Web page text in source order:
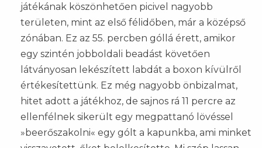
játékának köszönhetően picivel nagyobb
területen, mint az első félidőben, már a középső
zónában. Ez az 55. percben góllá érett, amikor
egy szintén jobboldali beadást követően
látványosan lekészített labdát a boxon kívülről
értékesítettünk. Ez még nagyobb önbizalmat,
hitet adott a játékhoz, de sajnos rá 11 percre az
ellenfélnek sikerült egy megpattanó lövéssel
»beerőszakolni« egy gólt a kapunkba, ami minket